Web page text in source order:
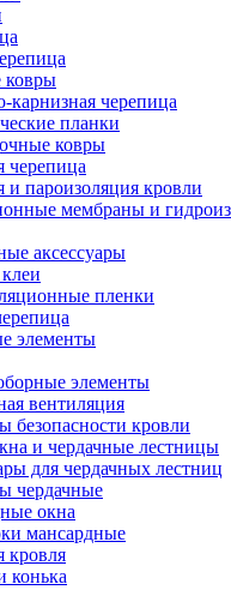
ковры
карнизная черепица
планки
ковры
черепица
и пароизоляция кровли
мембраны и
аксессуары
пленки
элементы
элементы
вентиляция
безопасности кровли
и чердачные лестницы
для чердачных лестниц
чердачные
окна
мансардные
кровля
конька